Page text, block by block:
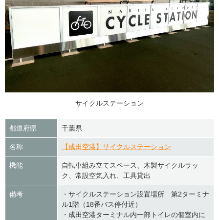
サイクルステーション
都道府県 千葉県
名称 【成田空港】サイクルステーション
機能
自転車組み立てスペース、木製サイクルラッ
ク、常設空気入れ、工具貸出
備考
・サイクルステーション設置場所 第2ターミナ
ル1階（18番バス停付近）
・成田空港ターミナル内一部トイレの個室内に